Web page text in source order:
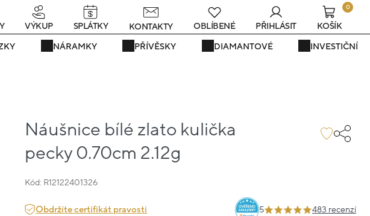
23 dní : 22h : 59m : 48s
NÁRAMKY PŘÍVĚSKY DIAMANTOVÉ INVESTIČNÍ
VÝKUP SPLÁTKY KONTAKTY OBLÍBENÉ PŘIHLÁSIT
0
KOŠÍK
Náušnice bílé zlato kulička
pecky 0.70cm 2.12g
Kód: R12122401326
Obdržíte certifikát pravosti 5 483 recenzí